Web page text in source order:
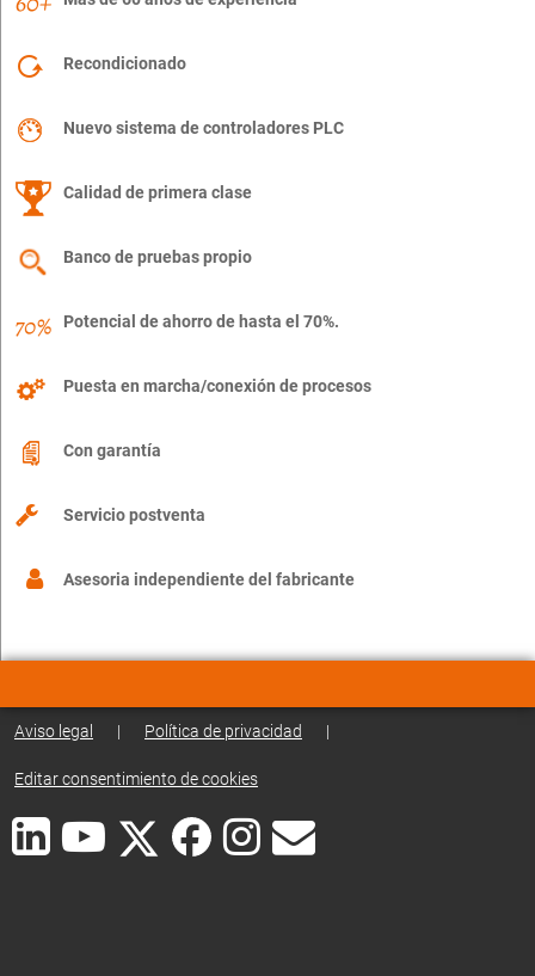
Recondicionado
Nuevo sistema de controladores PLC
Calidad de primera clase
Banco de pruebas propio
Potencial de ahorro de hasta el 70%.
Puesta en marcha/conexión de procesos
Con garantía
Servicio postventa
Asesoria independiente del fabricante
Aviso legal | Política de privacidad |
Editar consentimiento de cookies